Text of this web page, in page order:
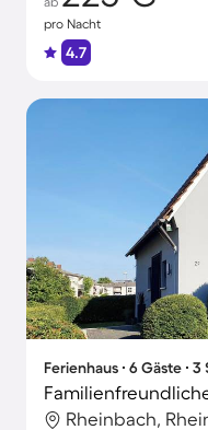
pro Nacht
4.7
Ferienhaus ∙ 6 Gäste ∙
Rheinbach,